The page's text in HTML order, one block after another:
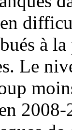
à
Le